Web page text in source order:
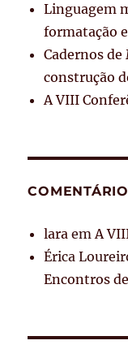
Linguagem
formatação
Cadernos
construção
A VIII
lara emA
Érica
Encontros